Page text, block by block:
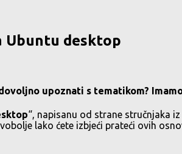
Ubuntu desktop
upoznati s tematikom?
“, napisanu od strane stručnjaka iz
lako ćete izbjeći prateći ovih